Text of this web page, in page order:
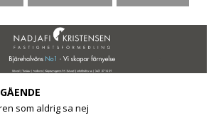
som aldrig sa nej